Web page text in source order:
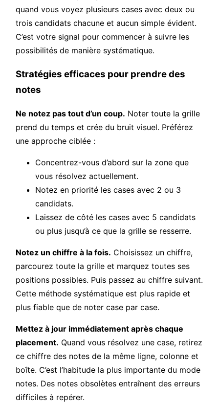
quand vous voyez plusieurs cases avec deux ou
trois candidats chacune et aucun simple évident.
C’est votre signal pour commencer à suivre les
possibilités de manière systématique.
Stratégies efficaces pour prendre des
notes
Ne notez pas tout d’un coup. Noter toute la grille
prend du temps et crée du bruit visuel. Préférez
une approche ciblée :
Concentrez-vous d’abord sur la zone que
vous résolvez actuellement.
Notez en priorité les cases avec 2 ou 3
candidats.
Laissez de côté les cases avec 5 candidats
ou plus jusqu’à ce que la grille se resserre.
Notez un chiffre à la fois. Choisissez un chiffre,
parcourez toute la grille et marquez toutes ses
positions possibles. Puis passez au chiffre suivant.
Cette méthode systématique est plus rapide et
plus fiable que de noter case par case.
Mettez à jour immédiatement après chaque
placement. Quand vous résolvez une case, retirez
ce chiffre des notes de la même ligne, colonne et
boîte. C’est l’habitude la plus importante du mode
notes. Des notes obsolètes entraînent des erreurs
difficiles à repérer.